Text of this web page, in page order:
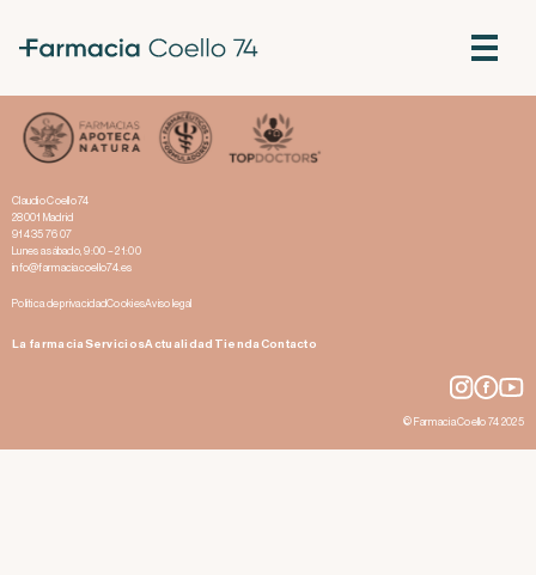
Claudio Coello 74
28001 Madrid
914 35 76 07
Lunes a sábado, 9:00 – 21:00
info@farmaciacoello74.es
Política de privacidadCookiesAviso legal
La farmacia ServiciosActualidad Tienda Contacto
© Farmacia Coello 74 2025